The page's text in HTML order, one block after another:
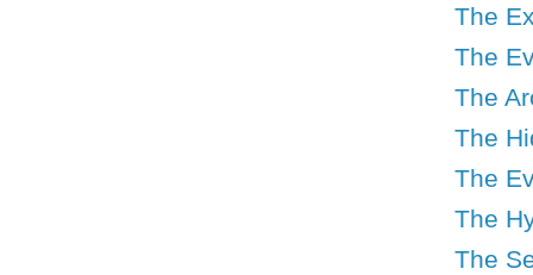
The
The
The
The
The
The
The